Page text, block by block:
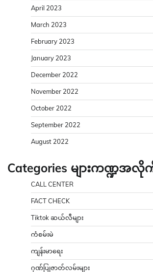
April 2023
March 2023
February 2023
January 2023
December 2022
November 2022
October 2022
September 2022
August 2022
Categories များကဏ္ဍအလို
CALL CENTER
FACT CHECK
Tiktok ဆယ်လီများ
ကံစမ်းမဲ
ကျန်းမာရေး
ဂုဏ်ပြုဇာတ်လမ်းများ